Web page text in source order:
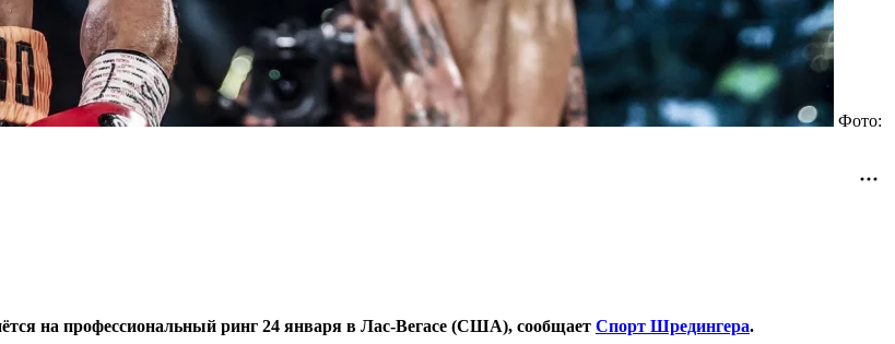
Фото:
на профессиональный ринг 24 января в Лас-Вегасе (США), сообщает Спорт Шредингера.